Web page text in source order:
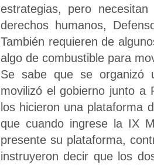
estrategias, pero
derechos humanos,
También requieren de
algo de combustible para
Se sabe que se organizó
movilizó el gobierno junto a
los hicieron una plataforma
que cuando ingrese la IX
presente su plataforma,
instruyeron decir que los